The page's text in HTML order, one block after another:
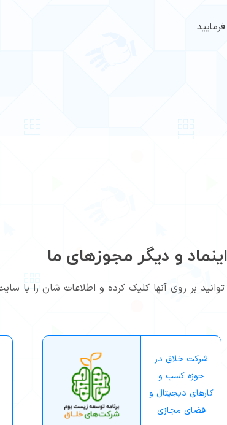
اینماد و دیگر مجوزهای ما
توانید بر روی آنها کلیک کرده و اطلاعات شان را
شرکت خلاق در
حوزه کسب و
کارهای دیجیتال و
فضای مجازی